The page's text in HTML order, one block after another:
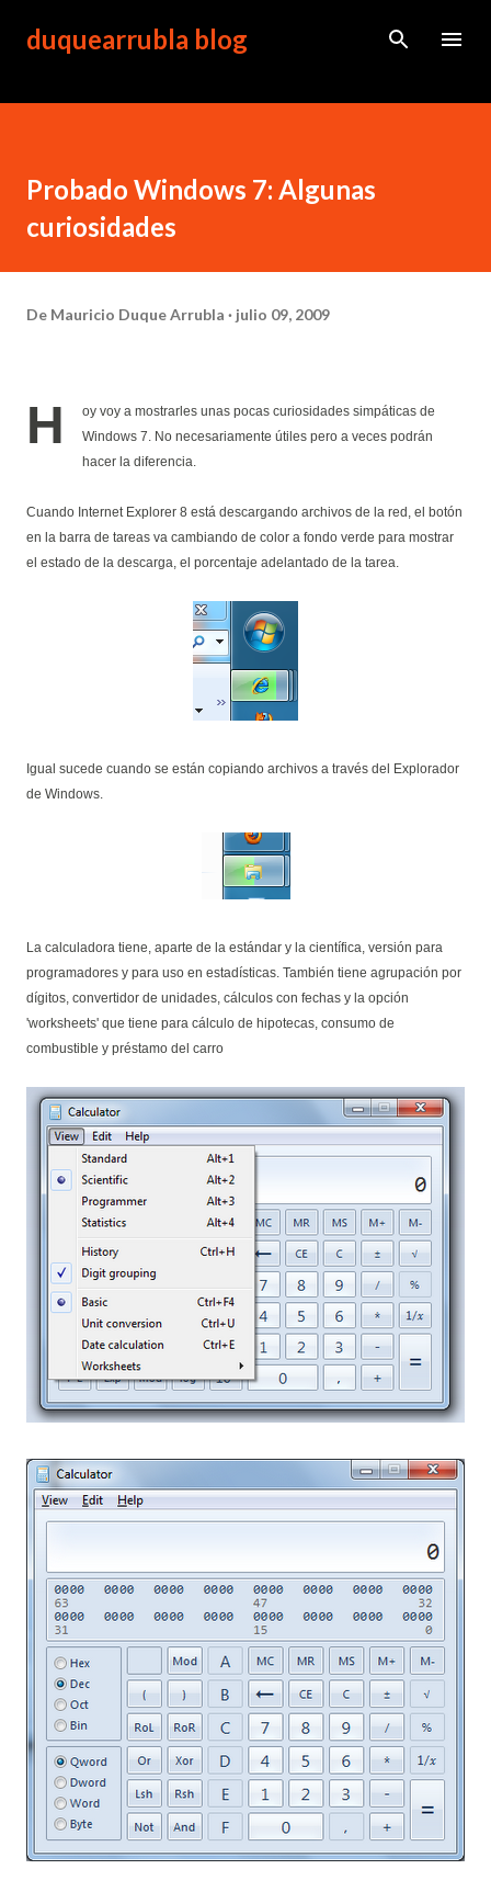
Ir al contenido principal
duquearrubla blog
Probado Windows 7: Algunas
curiosidades
De Mauricio Duque Arrubla julio 09, 2009
H
oy voy a mostrarles unas pocas curiosidades simpáticas de
Windows 7. No necesariamente útiles pero a veces podrán
hacer la diferencia.
Cuando Internet Explorer 8 está descargando archivos de la red, el botón
en la barra de tareas va cambiando de color a fondo verde para mostrar
el estado de la descarga, el porcentaje adelantado de la tarea.
Igual sucede cuando se están copiando archivos a través del Explorador
de Windows.
La calculadora tiene, aparte de la estándar y la científica, versión para
programadores y para uso en estadísticas. También tiene agrupación por
dígitos, convertidor de unidades, cálculos con fechas y la opción
'worksheets' que tiene para cálculo de hipotecas, consumo de
combustible y préstamo del carro